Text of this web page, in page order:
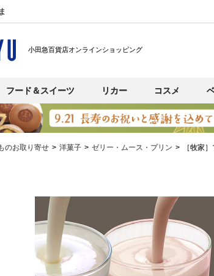
小田急百貨店オンラインショッピング
フード＆スイーツ リカー コスメ
のお取り寄せ 洋菓子 ゼリー・ムース・プリン ［牧家